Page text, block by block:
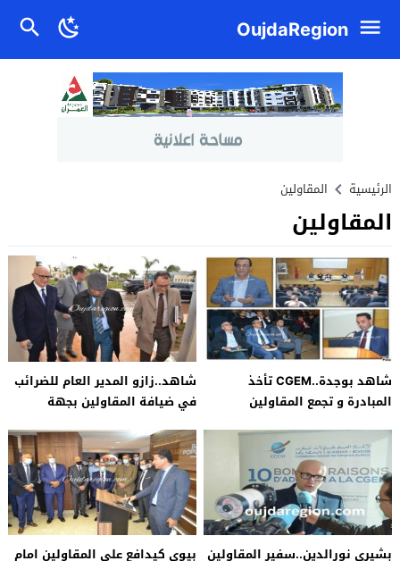
OujdaRegion
الرئيسية المقاولين
المقاولين
شاهد بوجدة..CGEM تأخذ
المبادرة و تجمع المقاولين
شاهد..زازو المدير العام للضرائب
في ضيافة المقاولين بجهة
المفاهيم والتواصل عن قرب
بشيري نورالدين..سفير المقاولين بيوي كيدافع على المقاولين امام